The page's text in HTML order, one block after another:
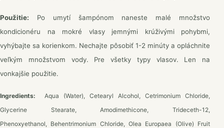
Použitie: Po umytí šampónom naneste malé množstvo
kondicionéru na mokré vlasy jemnými krúživými pohybmi,
vyhýbajte sa korienkom. Nechajte pôsobiť 1-2 minúty a opláchnite
veľkým množstvom vody. Pre všetky typy vlasov. Len na
vonkajšie použitie.
Ingredients: Aqua (Water), Cetearyl Alcohol, Cetrimonium Chloride,
Glycerine Stearate, Amodimethicone, Trideceth-12,
Phenoxyethanol, Behentrimonium Chloride, Olea Europaea (Olive) Fruit